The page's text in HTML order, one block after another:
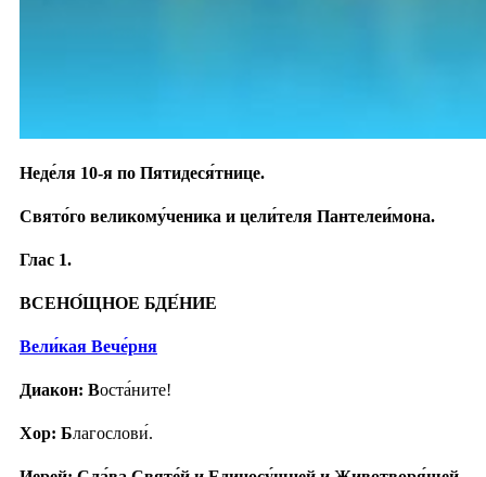
Неде́ля 10-я по Пятидеся́тнице.
Свято́го великому́ченика и цели́теля Пантелеи́мона.
Глас 1.
ВСЕНО́ЩНОЕ БДЕ́НИЕ
Вели́кая Вече́рня
Диакон: Воста́ните!
Хор: Благослови́.